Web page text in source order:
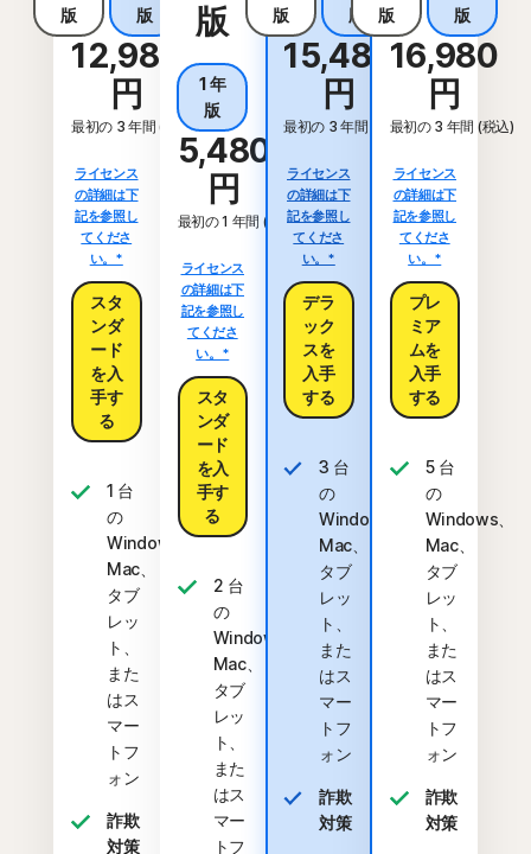
版
版
12,980
円
最初の 3 年間 (税込)
ライセンス
の詳細は下
記を参照し
てくださ
い。*
スタ
ンダ
ード
を入
手す
る
1 台
の
Windows、
Mac、
タブ
レッ
ト、
また
はス
マー
トフ
ォン
詐欺
対策
版
1 年
版
5,480
円
最初の 1 年間 (税込)
ライセンス
の詳細は下
記を参照し
てくださ
い。*
スタ
ンダ
ード
を入
手す
る
2 台
の
Windows、
Mac、
タブ
レッ
ト、
また
はス
マー
トフ
版
版
15,480
円
最初の 3 年間 (税込)
ライセンス
の詳細は下
記を参照し
てくださ
い。*
デラ
ック
スを
入手
する
3 台
の
Windows、
Mac、
タブ
レッ
ト、
また
はス
マー
トフ
ォン
詐欺
対策
版
版
16,980
円
最初の 3 年間 (税込)
ライセンス
の詳細は下
記を参照し
てくださ
い。*
プレ
ミア
ムを
入手
する
5 台
の
Windows、
Mac、
タブ
レッ
ト、
また
はス
マー
トフ
ォン
詐欺
対策